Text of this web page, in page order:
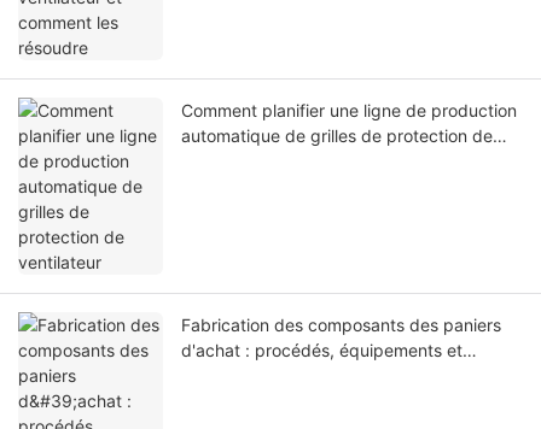
Comment planifier une ligne de production
automatique de grilles de protection de
Fabrication des composants des paniers
d'achat : procédés, équipements et